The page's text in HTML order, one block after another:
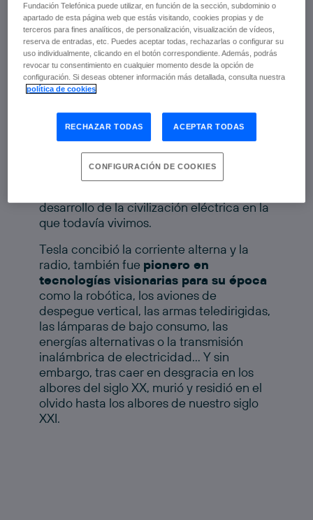
LaCiudad de las Artes y las Cienciasacoge la
exposición‘Nikola Tesla. Ideas como
relámpagos’, una muestra del legado del
científico a través de sus descubrimientos
y creaciones, producida por la Fundación
Telefónica. El inventor norteamericano de
origen serbio Nikola Tesla (Smiljan, zona
de mayoría serbia de la actual Croacia
1856-Nueva York, 1943) es una figura
desarrollo de la civilización eléctrica en la
que todavía vivimos.
Tesla concibió la corriente alterna y la
radio, también fue pionero en
tecnologías visionarias para su época
como la robótica, los aviones de
despegue vertical, las armas teledirigidas,
las lámparas de bajo consumo, las
energías alternativas o la transmisión
inalámbrica de electricidad… Y sin
embargo, tras caer en desgracia en los
albores del siglo XX, murió y residió en el
olvido hasta los albores de nuestro siglo
XXI.
Fundación Telefónica puede utilizar, en función de la sección, subdominio o
apartado de esta página web que estás visitando, cookies propias y de
terceros para fines analíticos, de personalización, visualización de vídeos,
reserva de entradas, etc. Puedes aceptar todas, rechazarlas o configurar su
uso individualmente, clicando en el botón correspondiente. Además, podrás
revocar tu consentimiento en cualquier momento desde la opción de
configuración. Si deseas obtener información más detallada, consulta nuestra
política de cookies
RECHAZAR TODAS ACEPTAR TODAS
CONFIGURACIÓN DE COOKIES